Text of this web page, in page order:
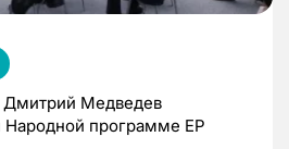
Дмитрий Медведев
Народной программе ЕР